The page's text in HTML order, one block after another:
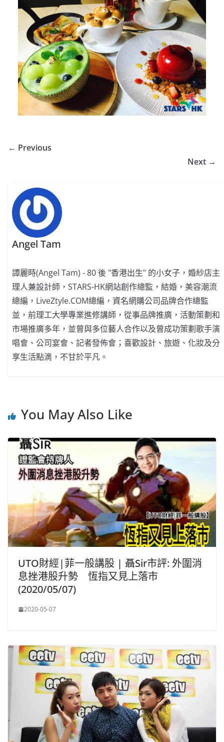
← Previous
Next →
Angel Tam
譚麗時(Angel Tam) - 80 後 "香港出生" 的小女子，婚紗店主
理人兼設計師，STARS-HK網站創作總監，結婚，美容潮流
總編，LiveZtyle.COM總編，資名網購公司品牌合作總監
並，前理工大學專業進修講師，從事品牌推廣，活動策劃和
市場推廣多年，並曾與多位藝人合作以及曾成功策劃歌手演
唱會、公司宴會、記者發佈會；喜歡設計、旅遊、化妝及分
享生活點滴，不甘於平凡。
You May Also Like
UTO財經|菲一般講股 | 聶Sir市評: 外圍消
息挫港股升勢 恆指又見上落市
(2020/05/07)
2020-05-07